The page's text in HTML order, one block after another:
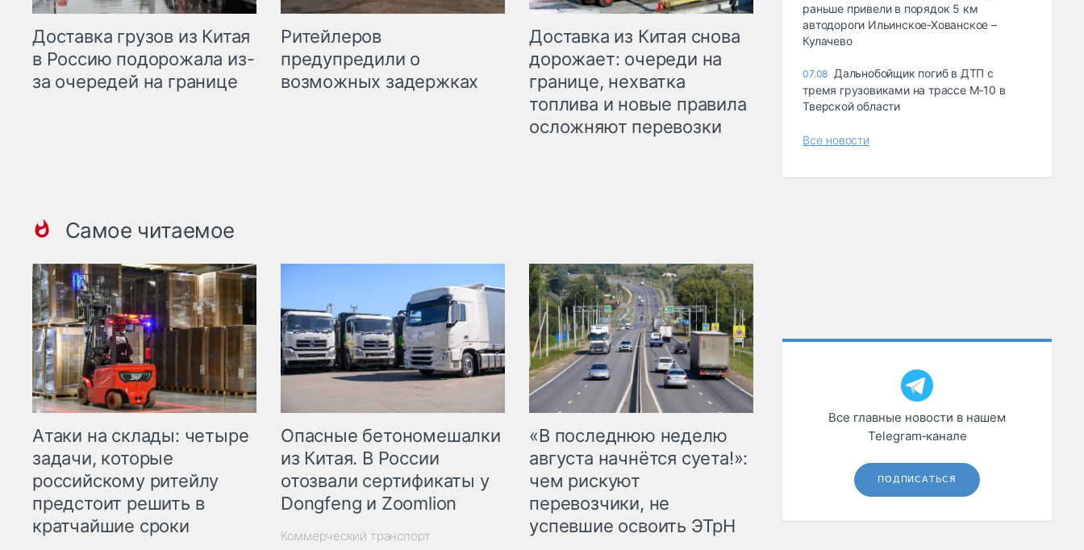
Доставка грузов из Китая
в Россию подорожала из-
за очередей на границе
Ритейлеров
предупредили о
возможных задержках
Доставка из Китая снова
дорожает: очереди на
границе, нехватка
топлива и новые правила
осложняют перевозки
Самое читаемое
Атаки на склады: четыре
задачи, которые
российскому ритейлу
предстоит решить в
кратчайшие сроки
Опасные бетономешалки
из Китая. В России
отозвали сертификаты у
Dongfeng и Zoomlion
Коммерческий транспорт
«В последнюю неделю
августа начнётся суета!»:
чем рискуют
перевозчики, не
успевшие освоить ЭТрН
раньше привели в порядок 5 км
автодороги Ильинское-Хованское –
Кулачево
07.08 Дальнобойщик погиб в ДТП с
тремя грузовиками на трассе М-10 в
Тверской области
Все новости
Все главные новости в нашем
Telegram‑канале
ПОДПИСАТЬСЯ